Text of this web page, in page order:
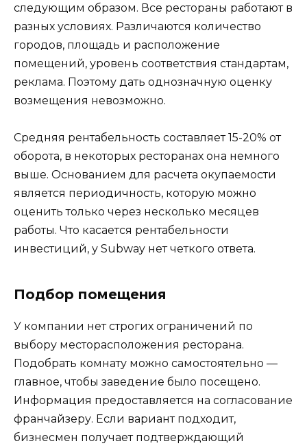
следующим образом. Все рестораны работают в
разных условиях. Различаются количество
городов, площадь и расположение
помещений, уровень соответствия стандартам,
реклама. Поэтому дать однозначную оценку
возмещения невозможно.
Средняя рентабельность составляет 15-20% от
оборота, в некоторых ресторанах она немного
выше. Основанием для расчета окупаемости
является периодичность, которую можно
оценить только через несколько месяцев
работы. Что касается рентабельности
инвестиций, у Subway нет четкого ответа.
Подбор помещения
У компании нет строгих ограничений по
выбору месторасположения ресторана.
Подобрать комнату можно самостоятельно —
главное, чтобы заведение было посещено.
Информация предоставляется на согласование
франчайзеру. Если вариант подходит,
бизнесмен получает подтверждающий